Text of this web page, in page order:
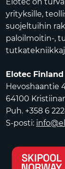
yrityksille,
suojeltuihin
paloilmoitin-,
Elotec
Hevoshaantie
64100
Puh. +358 6
S-posti: